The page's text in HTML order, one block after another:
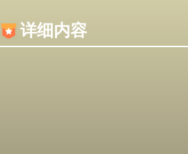
详细内容